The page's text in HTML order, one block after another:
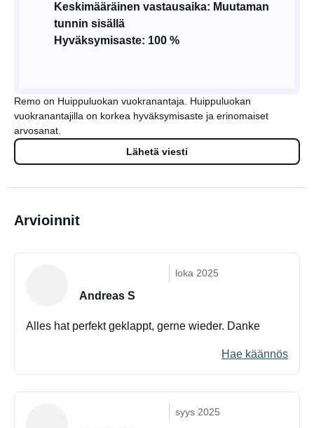
Keskimääräinen vastausaika: Muutaman
tunnin sisällä
Hyväksymisaste: 100 %
Remo on Huippuluokan vuokranantaja. Huippuluokan
vuokranantajilla on korkea hyväksymisaste ja erinomaiset
arvosanat.
Lähetä viesti
Arvioinnit
loka 2025
Andreas S
Alles hat perfekt geklappt, gerne wieder. Danke
Hae käännös
syys 2025